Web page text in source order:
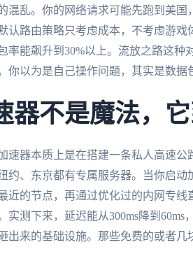
混乱。你的网络请求可能先跑到美
认路由策略只考虑成本，不考虑游
率能飙升到30%以上。流放之路这
你以为是自己操作问题，其实是数
器不是魔法，
速器本质上是在搭建一条私人高速
约、东京都有专属服务器。当你启
近的节点，再通过优化过的内网专
实测下来，延迟能从300ms降到
出来的基础设施。那些免费的或者